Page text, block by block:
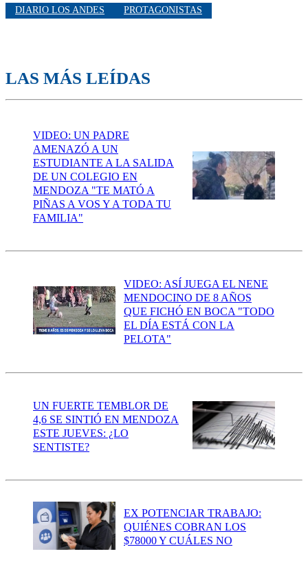
DIARIO LOS ANDES PROTAGONISTAS
LAS MÁS LEÍDAS
VIDEO: UN PADRE
AMENAZÓ A UN
ESTUDIANTE A LA SALIDA
DE UN COLEGIO EN
MENDOZA "TE MATÓ A
PIÑAS A VOS Y A TODA TU
FAMILIA"
VIDEO: ASÍ JUEGA EL NENE
MENDOCINO DE 8 AÑOS
QUE FICHÓ EN BOCA "TODO
EL DÍA ESTÁ CON LA
PELOTA"
UN FUERTE TEMBLOR DE
4,6 SE SINTIÓ EN MENDOZA
ESTE JUEVES: ¿LO
SENTISTE?
EX POTENCIAR TRABAJO:
QUIÉNES COBRAN LOS
$78000 Y CUÁLES NO